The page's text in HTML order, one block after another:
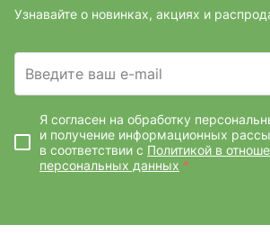
Узнавайте о новинках, акциях и
Введите ваш e-mail
Я согласен на обработку
и получение информационных
в соответствии с Политикой в
персональных данных *